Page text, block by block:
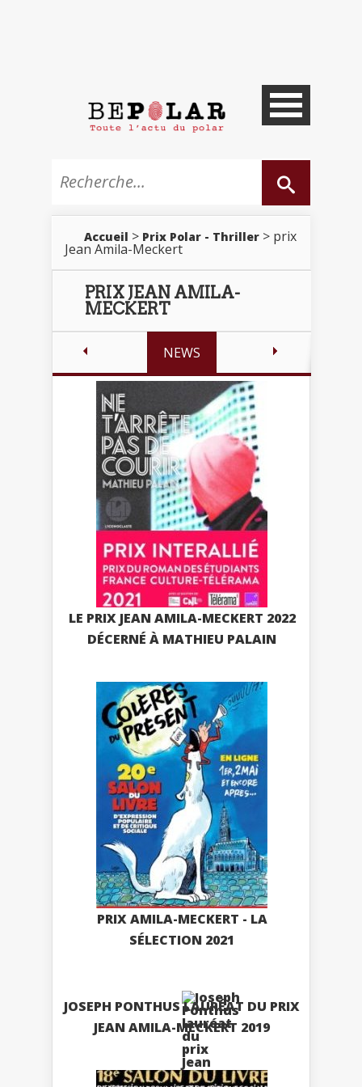
Accueil > Prix Polar - Thriller > prix
Jean Amila-Meckert
PRIX JEAN AMILA-
MECKERT
NEWS
LE PRIX JEAN AMILA-MECKERT 2022
DÉCERNÉ À MATHIEU PALAIN
PRIX AMILA-MECKERT - LA
SÉLECTION 2021
JOSEPH PONTHUS LAURÉAT DU PRIX
JEAN AMILA-MECKERT 2019